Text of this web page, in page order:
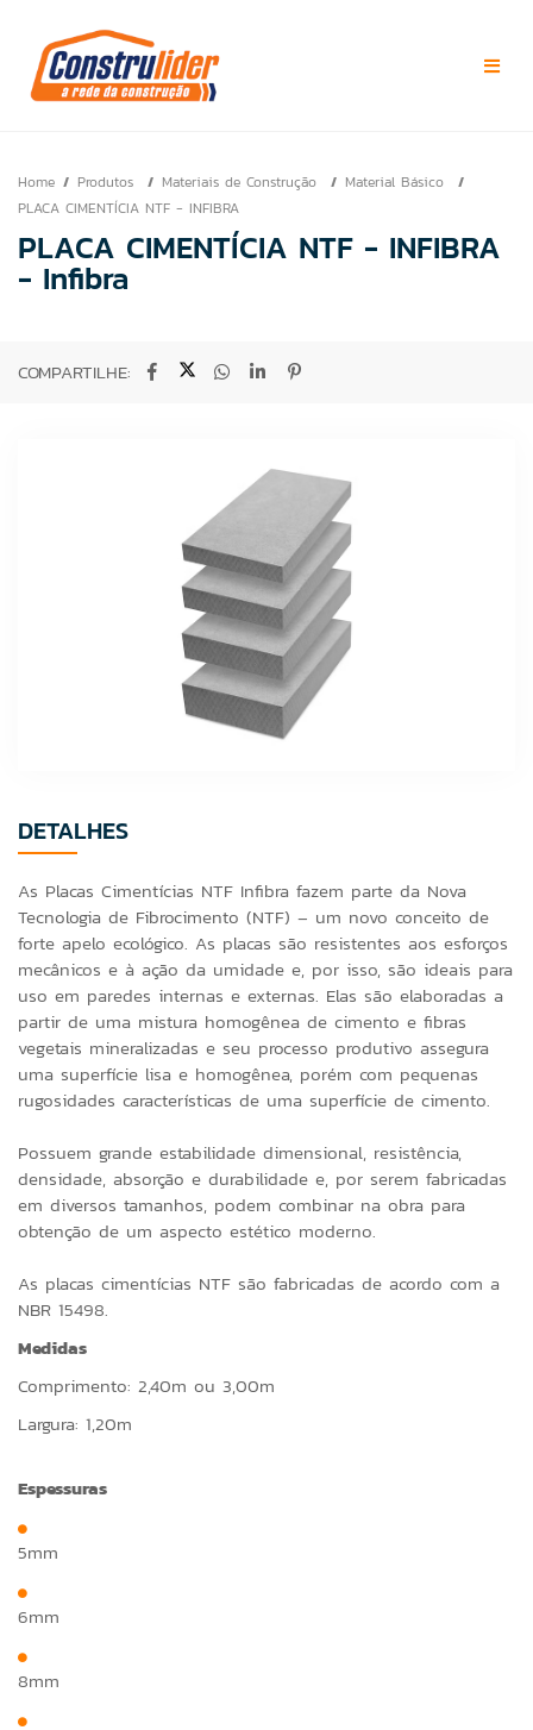
Home Produtos Materiais de Construção
Material Básico
PLACA CIMENTÍCIA NTF - INFIBRA
PLACA CIMENTÍCIA NTF - INFIBRA
- Infibra
COMPARTILHE:
DETALHES
As Placas Cimentícias NTF Infibra fazem parte da Nova
Tecnologia de Fibrocimento (NTF) – um novo conceito de
forte apelo ecológico. As placas são resistentes aos esforços
mecânicos e à ação da umidade e, por isso, são ideais para
uso em paredes internas e externas. Elas são elaboradas a
partir de uma mistura homogênea de cimento e fibras
vegetais mineralizadas e seu processo produtivo assegura
uma superfície lisa e homogênea, porém com pequenas
rugosidades características de uma superfície de cimento.
Possuem grande estabilidade dimensional, resistência,
densidade, absorção e durabilidade e, por serem fabricadas
em diversos tamanhos, podem combinar na obra para
obtenção de um aspecto estético moderno.
As placas cimentícias NTF são fabricadas de acordo com a
NBR 15498.
Medidas
Comprimento: 2,40m ou 3,00m
Largura: 1,20m
Espessuras
5mm
6mm
8mm